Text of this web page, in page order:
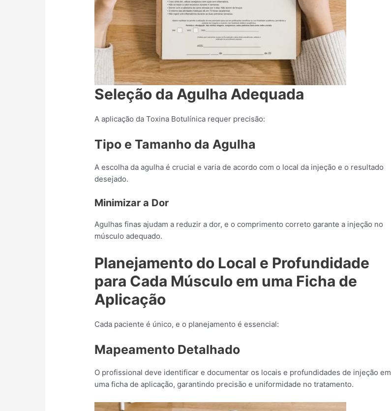
Seleção da Agulha Adequada
A aplicação da Toxina Botulínica requer precisão:
Tipo e Tamanho da Agulha
A escolha da agulha é crucial e varia de acordo com o local da injeção e o resultado
desejado.
Minimizar a Dor
Agulhas finas ajudam a reduzir a dor, e o comprimento correto garante a injeção no
músculo adequado.
Planejamento do Local e Profundidade
para Cada Músculo em uma Ficha de
Aplicação
Cada paciente é único, e o planejamento é essencial:
Mapeamento Detalhado
O profissional deve identificar e documentar os locais e profundidades de injeção em
uma ficha de aplicação, garantindo precisão e uniformidade no tratamento.